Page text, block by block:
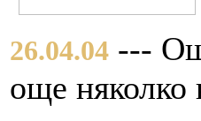
26.04.04 ---
още няколко